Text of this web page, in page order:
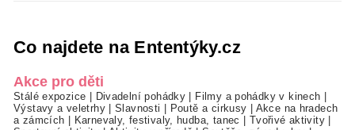
Co najdete na Ententýky.cz
Akce pro děti
Stálé expozice Divadelní pohádky Filmy a pohádky v kinech
Výstavy a veletrhy|Slavnosti Poutě a cirkusy
Akce na hradech
a zámcích
Karnevaly, festivaly, hudba, tanec Tvořivé aktivity